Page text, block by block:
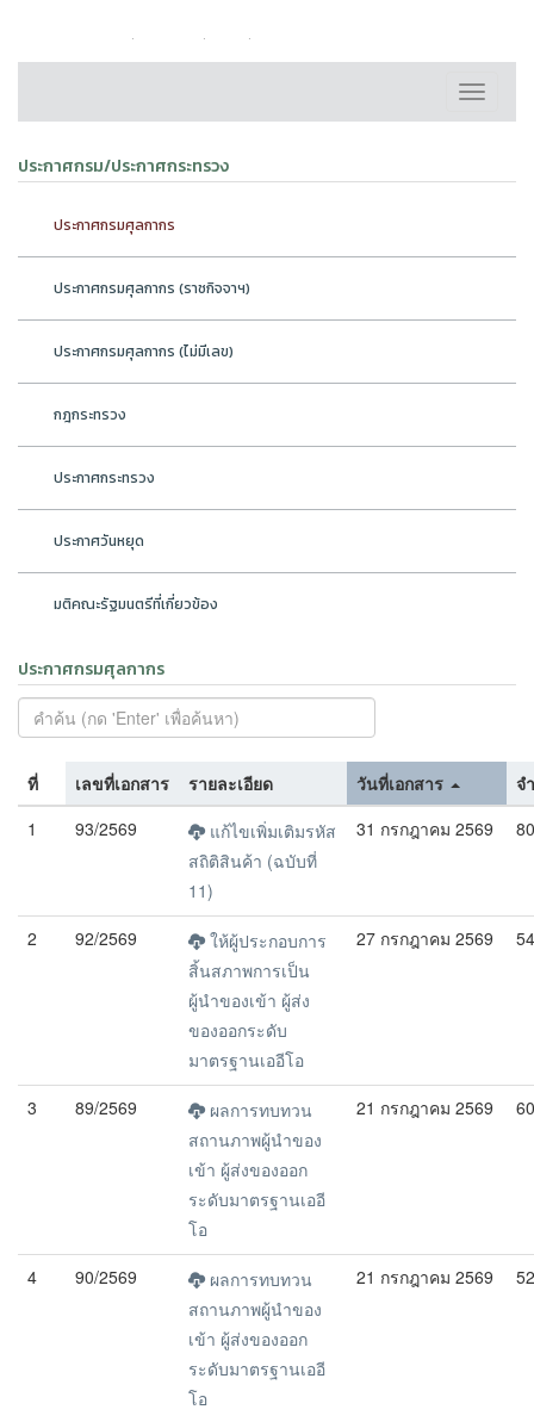
Toggle
ประกาศกรม/ประกาศกระทรวง
ประกาศกรมศุลกากร
ประกาศกรมศุลกากร (ราชกิจจาฯ)
ประกาศกรมศุลกากร (ไม่มีเลข)
กฎกระทรวง
ประกาศกระทรวง
ประกาศวันหยุด
มติคณะรัฐมนตรีที่เกี่ยวข้อง
ประกาศกรมศุลกากร
ที่ เลขที่เอกสาร รายละเอียด วันที่เอกสาร
จ
1
93/2569
แก้ไขเพิ่มเติมรหัส
สถิติสินค้า (ฉบับที่
11)
31 กรกฎาคม 2569
2 92/2569
ให้ผู้ประกอบการ
สิ้นสภาพการเป็น
ผู้นำของเข้า ผู้ส่ง
ของออกระดับ
มาตรฐานเออีโอ
27 กรกฎาคม 2569
3 89/2569
ผลการทบทวน
สถานภาพผู้นำของ
เข้า ผู้ส่งของออก
ระดับมาตรฐานเออี
โอ
21 กรกฎาคม 2569
4 90/2569
ผลการทบทวน
สถานภาพผู้นำของ
เข้า ผู้ส่งของออก
ระดับมาตรฐานเออี
โอ
21 กรกฎาคม 2569